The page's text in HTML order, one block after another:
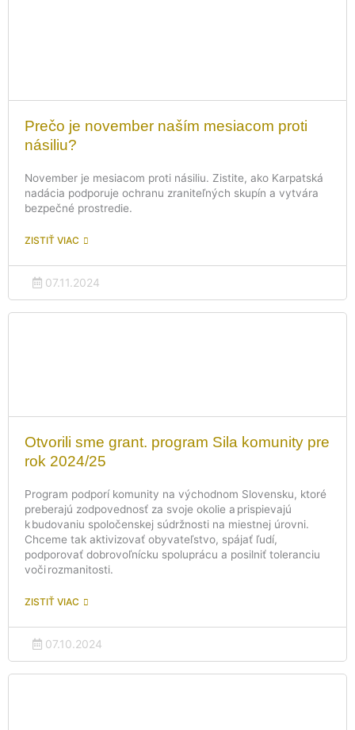
Prečo je november naším mesiacom proti
násiliu?
November je mesiacom proti násiliu. Zistite, ako Karpatská
nadácia podporuje ochranu zraniteľných skupín a vytvára
bezpečné prostredie.
ZISTIŤ VIAC
07.11.2024
Otvorili sme grant. program Sila komunity pre
rok 2024/25
Program podporí komunity na východnom Slovensku, ktoré
preberajú zodpovednosť za svoje okolie a prispievajú
k budovaniu spoločenskej súdržnosti na miestnej úrovni.
Chceme tak aktivizovať obyvateľstvo, spájať ľudí,
podporovať dobrovoľnícku spoluprácu a posilniť toleranciu
voči rozmanitosti.
ZISTIŤ VIAC
07.10.2024